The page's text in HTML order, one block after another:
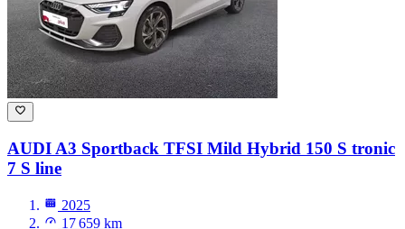
AUDI A3 Sportback TFSI Mild Hybrid 150 S tronic
7 S line
2025
17 659 km